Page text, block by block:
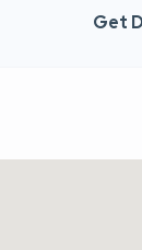
Get